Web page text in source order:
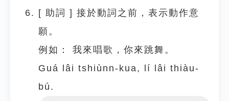
[ 助詞 ] 接於動詞之前，表示動作意
願。
例如：
我來唱歌，你來跳舞。
Guá lâi tshiùnn-kua, lí lâi thiàu-
bú.